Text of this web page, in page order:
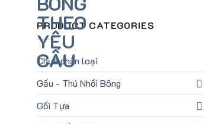
PRODUCT CATEGORIES
Chưa phân loại
Gấu - Thú Nhồi Bông
Gối Tựa